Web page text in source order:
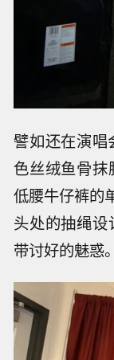
譬如还在演唱
色丝绒鱼骨
低腰牛仔裤的
头处的抽绳
带讨好的魅惑。